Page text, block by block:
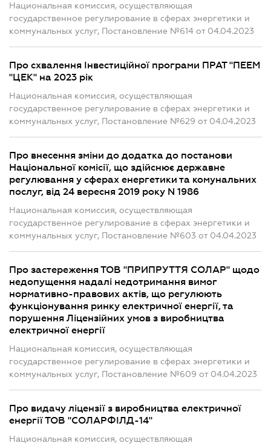
Национальная комиссия, осуществляющая
государственное регулирование в сферах энергетики и
коммунальных услуг, Постановление №614 от 04.04.2023
Про схвалення Інвестиційної програми ПРАТ "ПЕЕМ
"ЦЕК" на 2023 рік
Национальная комиссия, осуществляющая
государственное регулирование в сферах энергетики и
коммунальных услуг, Постановление №629 от 04.04.2023
Про внесення зміни до додатка до постанови
Національної комісії, що здійснює державне
регулювання у сферах енергетики та комунальних
послуг, від 24 вересня 2019 року N 1986
Национальная комиссия, осуществляющая
государственное регулирование в сферах энергетики и
коммунальных услуг, Постановление №603 от 04.04.2023
Про застереження ТОВ "ПРИПРУТТЯ СОЛАР" щодо
недопущення надалі недотримання вимог
нормативно-правових актів, що регулюють
функціонування ринку електричної енергії, та
порушення Ліцензійних умов з виробництва
електричної енергії
Национальная комиссия, осуществляющая
государственное регулирование в сферах энергетики и
коммунальных услуг, Постановление №609 от 04.04.2023
Про видачу ліцензії з виробництва електричної
енергії ТОВ "СОЛАРФІЛД-14"
Национальная комиссия, осуществляющая